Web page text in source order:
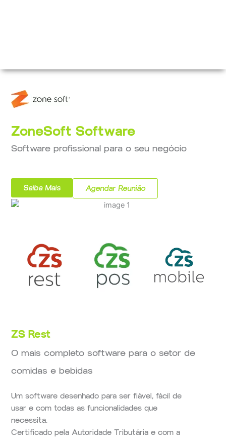
ZoneSoft Software
Software profissional para o seu negócio
Saiba Mais Agendar Reunião
ZS Rest
O mais completo software para o setor de
comidas e bebidas
Um software desenhado para ser fiável, fácil de
usar e com todas as funcionalidades que
necessita.
Certificado pela Autoridade Tributária e com a